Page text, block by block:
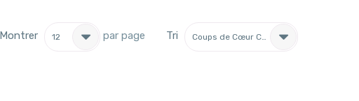
Tri
Montrer 12 par page